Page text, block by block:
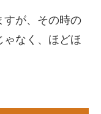
すが、その時の
なく、ほどほ